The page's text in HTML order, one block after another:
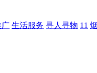
广 生活服务 寻人寻物 11